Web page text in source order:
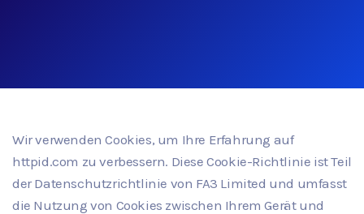
Wir verwenden Cookies, um Ihre Erfahrung auf
httpid.com zu verbessern. Diese Cookie-Richtlinie ist Teil
der Datenschutzrichtlinie von FA3 Limited und umfasst
die Nutzung von Cookies zwischen Ihrem Gerät und